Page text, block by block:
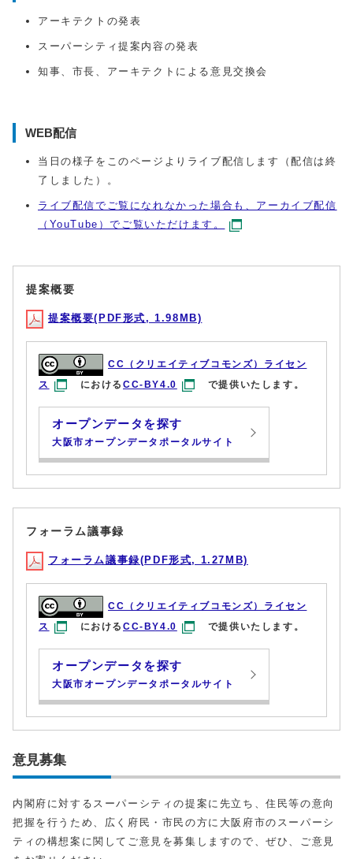
アーキテクトの発表
スーパーシティ提案内容の発表
知事、市長、アーキテクトによる意見交換会
WEB配信
当日の様子をこのページよりライブ配信します（配信は終
了しました）。
ライブ配信でご覧になれなかった場合も、アーカイブ配信
（YouTube）でご覧いただけます。
提案概要
提案概要(PDF形式, 1.98MB)
CC（クリエイティブコモンズ）ライセン
ス
におけるCC-BY4.0 で提供いたします。
オープンデータを探す
大阪市オープンデータポータルサイト
フォーラム議事録
フォーラム議事録(PDF形式, 1.27MB)
CC（クリエイティブコモンズ）ライセン
ス
におけるCC-BY4.0 で提供いたします。
オープンデータを探す
大阪市オープンデータポータルサイト
意見募集
内閣府に対するスーパーシティの提案に先立ち、住民等の意向
把握を行うため、広く府民・市民の方に大阪府市のスーパーシ
ティの構想案に関してご意見を募集しますので、ぜひ、ご意見